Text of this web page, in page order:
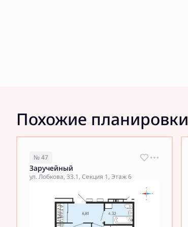
Похожие планировки
№ 47
Заручейный
ул. Лобкова, 33.1, Секция 1, Этаж 6